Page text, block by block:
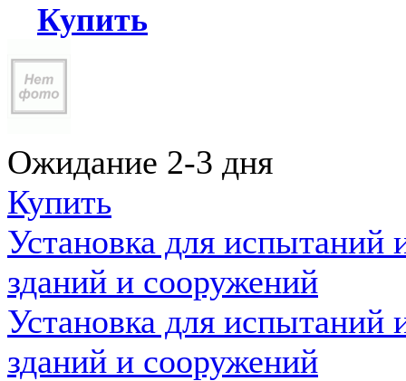
Купить
Ожидание 2-3 дня
Купить
Установка для испытаний
зданий и сооружений
Установка для испытаний
зданий и сооружений